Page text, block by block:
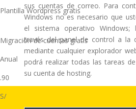
Plantilla Wordpress gratis
Migración de cuentas gratis
Anual
.90
S/
sus cuentas de correo. Para
Windows no es necesario que
el sistema operativo
través del panel de control a la
mediante cualquier explorador
podrá realizar todas las tareas
su cuenta de hosting.